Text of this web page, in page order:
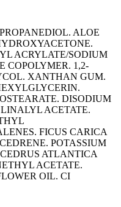
ALOE
ACRYLATE/SODIUM
COPOLYMER. 1,2-
XANTHAN GUM.
DISODIUM
ACETATE.
FICUS CARICA
POTASSIUM
ATLANTICA
ACETATE.
OIL. CI